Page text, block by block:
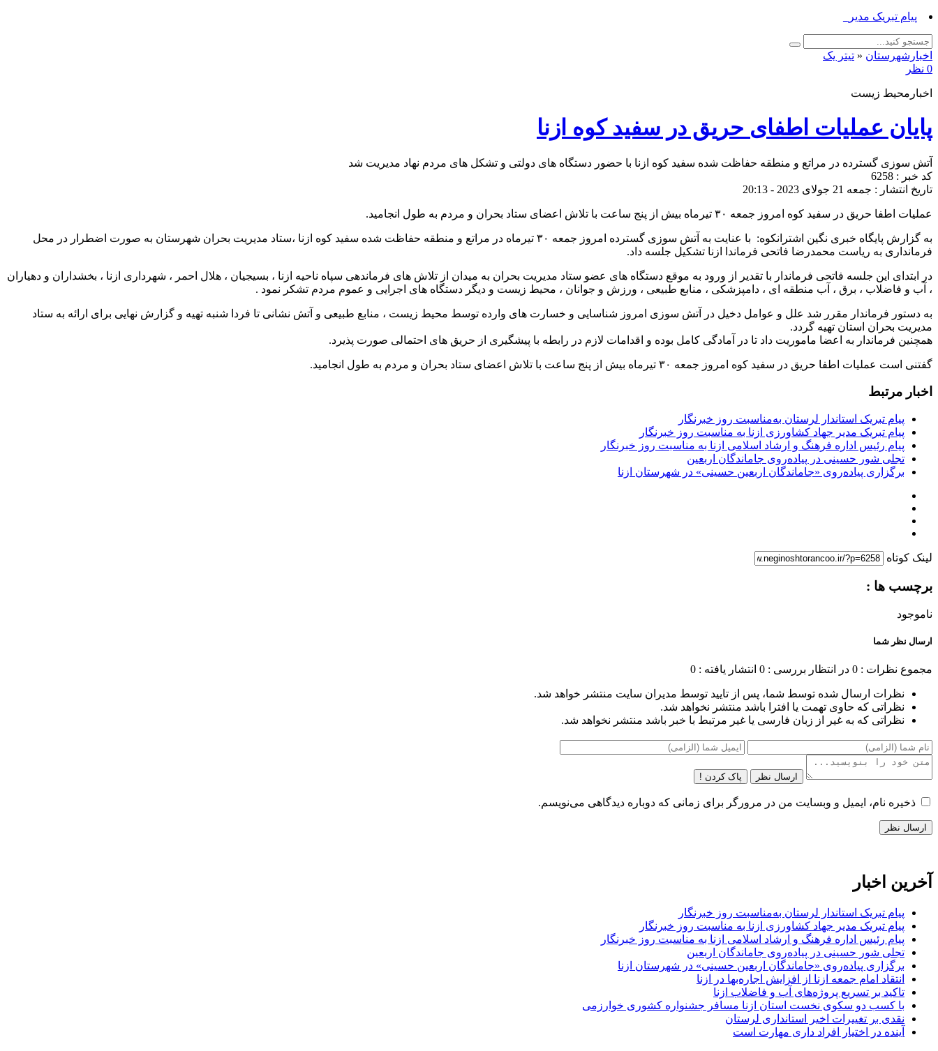
پیام تبریک مدیر جهاد کشاورزی _
اخبارشهرستان « تیتر یک
0 نظر
اخبارمحیط زیست
پایان عملیات اطفای حریق در سفید کوه ازنا
آتش سوزی گسترده در مراتع و منطقه‌ حفاظت شده سفید کوه ازنا با حضور دستگاه های دولتی و تشکل های مردم‌ نهاد مدیریت شد
کد خبر : 6258
تاریخ انتشار : جمعه 21 جولای 2023 - 20:13
عملیات اطفا حریق در سفید کوه امروز جمعه ۳۰ تیرماه بیش از پنج ساعت با تلاش اعضای ستاد بحران و مردم به طول انجامید.
به گزارش پایگاه خبری نگین اشترانکوه: با عنایت به آتش سوزی گسترده امروز جمعه ۳۰ تیرماه در مراتع و منطقه‌ حفاظت شده سفید کوه ازنا ،ستاد مدیریت بحران شهرستان به صورت اضطرار ‌در محل
فرمانداری به ریاست محمدرضا فاتحی فرماندا ازنا تشکیل جلسه داد.
در ابتدای این جلسه فاتحی فرماندار با تقدیر از ورود به موقع دستگاه های عضو ستاد مدیریت بحران به میدان از تلاش های فرماندهی سپاه ناحیه ازنا ، بسیجیان ، هلال احمر ، شهرداری ازنا ، بخشداران و دهیاران
، آب و فاضلاب ، برق ، آب منطقه ای ، دامپزشکی ، منابع طبیعی ، ورزش و جوانان ، محیط زیست و دیگر دستگاه های اجرایی و عموم مردم تشکر نمود .
به دستور فرماندار مقرر شد علل و عوامل دخیل در آتش سوزی امروز شناسایی و‌ خسارت های وارده توسط محیط زیست ، منابع طبیعی و آتش نشانی تا فردا شنبه تهیه و گزارش نهایی برای ارائه به ستاد
مدیریت بحران استان تهیه گردد.
همچنین فرماندار به اعضا ماموریت داد تا در آمادگی کامل بوده و اقدامات لازم در رابطه با پیشگیری از حریق های احتمالی صورت پذیرد.
گفتنی است عملیات اطفا حریق در سفید کوه امروز جمعه ۳۰ تیرماه بیش از پنج ساعت با تلاش اعضای ستاد بحران و مردم به طول انجامید.
اخبار مرتبط
پیام تبریک استاندار لرستان به‌مناسبت روز خبرنگار
پیام تبریک مدیر جهاد کشاورزی ازنا به مناسبت روز خبرنگار
پیام رئیس اداره فرهنگ و ارشاد اسلامی ازنا به مناسبت روز خبرنگار
تجلی شور حسینی در پیاده‌روی جاماندگان اربعین
برگزاری پیاده‌روی «جاماندگان اربعین حسینی» در شهرستان ازنا
لینک کوتاه
برچسب ها :
ناموجود
ارسال نظر شما
مجموع نظرات : 0 در انتظار بررسی : 0 انتشار یافته : 0
نظرات ارسال شده توسط شما، پس از تایید توسط مدیران سایت منتشر خواهد شد.
نظراتی که حاوی تهمت یا افترا باشد منتشر نخواهد شد.
نظراتی که به غیر از زبان فارسی یا غیر مرتبط با خبر باشد منتشر نخواهد شد.
ارسال نظر پاک کردن !
ذخیره نام، ایمیل و وبسایت من در مرورگر برای زمانی که دوباره دیدگاهی می‌نویسم.
آخرین اخبار
پیام تبریک استاندار لرستان به‌مناسبت روز خبرنگار
پیام تبریک مدیر جهاد کشاورزی ازنا به مناسبت روز خبرنگار
پیام رئیس اداره فرهنگ و ارشاد اسلامی ازنا به مناسبت روز خبرنگار
تجلی شور حسینی در پیاده‌روی جاماندگان اربعین
برگزاری پیاده‌روی «جاماندگان اربعین حسینی» در شهرستان ازنا
انتقاد امام جمعه ازنا از افزایش اجاره‌بها در ازنا
تاکید بر تسریع پروژه‌های آب و فاضلاب ازنا
با کسب دو سکوی نخست استان ازنا مسافر جشنواره کشوری خوارزمی
نقدی بر تغییرات اخیر استانداری لرستان
آینده در اختیار افراد داری مهارت است